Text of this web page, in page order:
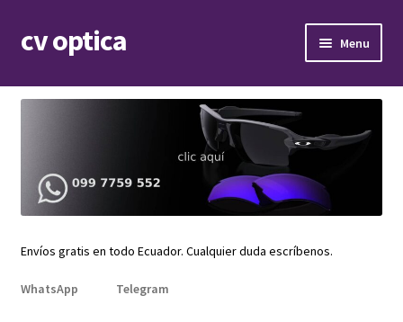
Skip
to
Skip
to
cv optica Menu
Armazones de lentes
child
menu
Expand
Repuestos
menu
Envíos gratis en todo Ecuador. Cualquier duda escríbenos.
WhatsApp Telegram